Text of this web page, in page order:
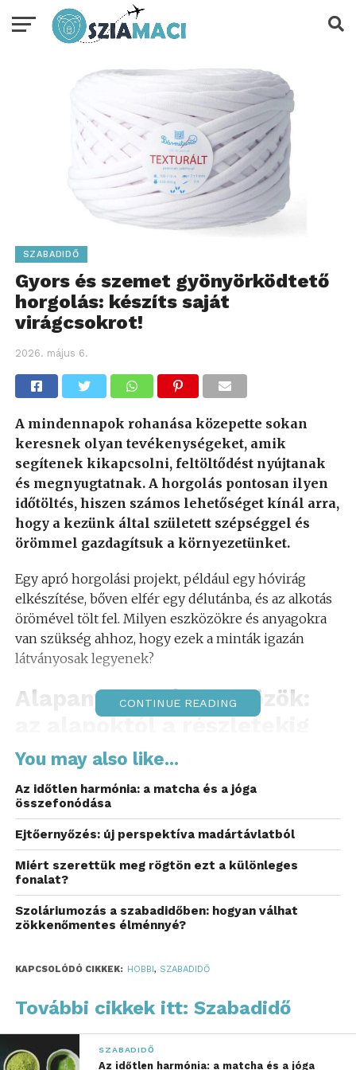
SZABADIDŐ
Gyors és szemet gyönyörködtető
horgolás: készíts saját
virágcsokrot!
2026. május 6.
A mindennapok rohanása közepette sokan
keresnek olyan tevékenységeket, amik
segítenek kikapcsolni, feltöltődést nyújtanak
és megnyugtatnak. A horgolás pontosan ilyen
időtöltés, hiszen számos lehetőséget kínál arra,
hogy a kezünk által született szépséggel és
örömmel gazdagítsuk a környezetünket.
Egy apró horgolási projekt, például egy hóvirág
elkészítése, bőven elfér egy délutánba, és az alkotás
örömével tölt fel. Milyen eszközökre és anyagokra
van szükség ahhoz, hogy ezek a minták igazán
látványosak legyenek?
Alapanyagok és eszközök:
az alapoktól a részletekig
A sikeres horgolás érdekében elengedhetetlen,
esetben aRuby zsinórfonala virágok
megalkotásához jó választás lehet, mivel ez a fonal
elég strapabíró ahhoz, hogy a kész alkotások
tartósak és formásak maradjanak. A szirmok
hófehér, a szár és levelek pedig zöld színűek
lehetnek, de bátran kísérletezhetsz más
árnyalatokkal is, mint a fenyőzöld vagy eukaliptusz.
A szükséges eszközök között szerepel egy 4 mm-es
valamint öngyújtó a szálak végének rögzítéséhez.
Horgolási technikák: a
kezdéstől a sikerig
CONTINUE READING
You may also like...
Az időtlen harmónia: a matcha és a jóga
összefonódása
Ejtőernyőzés: új perspektíva madártávlatból
Miért szerettük meg rögtön ezt a különleges
fonalat?
Szoláriumozás a szabadidőben: hogyan válhat
zökkenőmentes élménnyé?
KAPCSOLÓDÓ CIKKEK: HOBBI, SZABADIDŐ
További cikkek itt: Szabadidő
SZABADIDŐ
Az időtlen harmónia: a matcha és a jóga